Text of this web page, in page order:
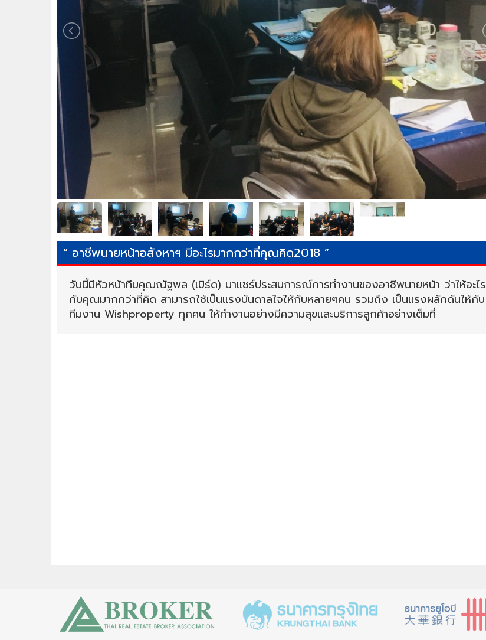
“ อาชีพนายหน้าอสังหาฯ มีอะไรมากกว่าที่คุณคิด2018 ”
วันนี้มีหัวหน้าทีมคุณณัฐพล (เบิร์ด) มาแชร์ประสบการณ์การทำงานของอาชีพนายหน้า ว่าให้อะไร
กับคุณมากกว่าที่คิด สามารถใช้เป็นแรงบันดาลใจให้กับหลายๆคน รวมถึง เป็นแรงผลักดันให้กับ
ทีมงาน Wishproperty ทุกคน ให้ทำงานอย่างมีความสุขและบริการลูกค้าอย่างเต็มที่